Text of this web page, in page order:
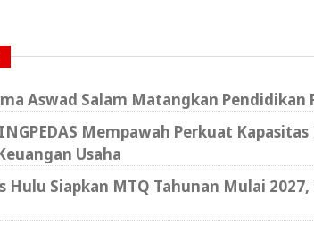
Aswad Salam Matangkan
Mempawah Perkuat
Usaha
Hulu Siapkan MTQ Tahunan Mulai